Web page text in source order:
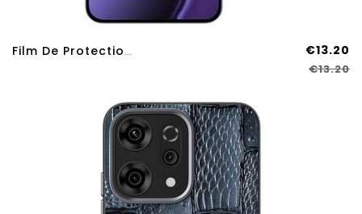
Film De Protection Pour Écran Oppo Reno 14 Pro 5G €13.20
€13.20